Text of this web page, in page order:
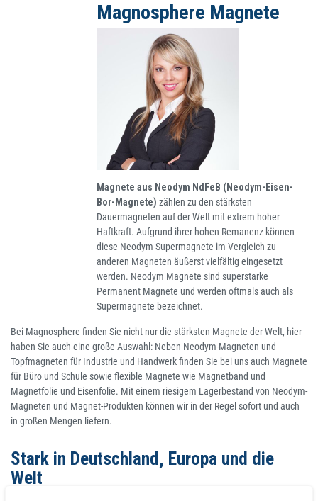
Magnosphere Magnete
Magnete aus Neodym NdFeB (Neodym-Eisen-
Bor-Magnete) zählen zu den stärksten
Dauermagneten auf der Welt mit extrem hoher
Haftkraft. Aufgrund ihrer hohen Remanenz können
diese Neodym-Supermagnete im Vergleich zu
anderen Magneten äußerst vielfältig eingesetzt
werden. Neodym Magnete sind superstarke
Permanent Magnete und werden oftmals auch als
Supermagnete bezeichnet.
Bei Magnosphere finden Sie nicht nur die stärksten Magnete der Welt, hier
haben Sie auch eine große Auswahl: Neben Neodym-Magneten und
Topfmagneten für Industrie und Handwerk finden Sie bei uns auch Magnete
für Büro und Schule sowie flexible Magnete wie Magnetband und
Magnetfolie und Eisenfolie. Mit einem riesigem Lagerbestand von Neodym-
Magneten und Magnet-Produkten können wir in der Regel sofort und auch
in großen Mengen liefern.
Stark in Deutschland, Europa und die
Welt